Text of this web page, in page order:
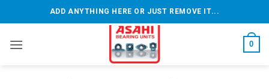
qua
dung
ADD ANYTHING HERE OR JUST REMOVE IT...
0